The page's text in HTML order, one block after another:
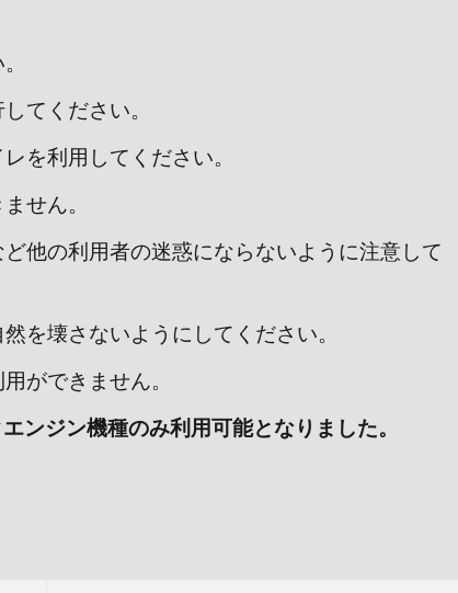
てください。
を利用してください。
せん。
他の利用者の迷惑にならないように注意して
を壊さないようにしてください。
ができません。
ンジン機種のみ利用可能となりました。